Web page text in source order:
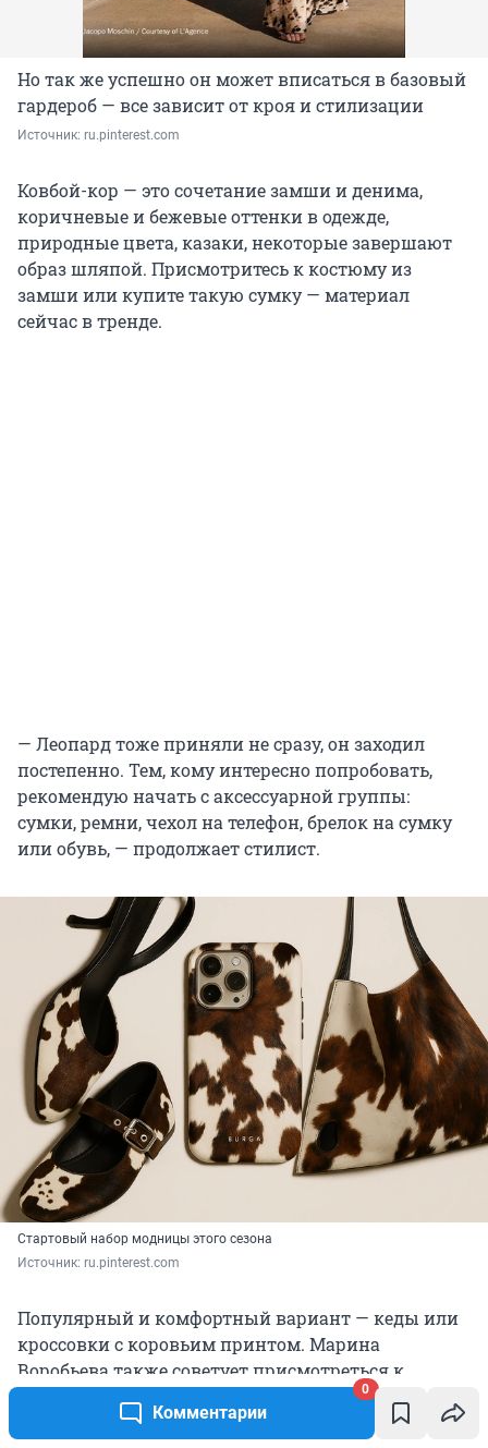
Комментарии
0
Но так же успешно он может вписаться в базовый
гардероб — все зависит от кроя и стилизации
Источник: ru.pinterest.com
Ковбой-кор — это сочетание замши и денима,
коричневые и бежевые оттенки в одежде,
природные цвета, казаки, некоторые завершают
образ шляпой. Присмотритесь к костюму из
замши или купите такую сумку — материал
сейчас в тренде.
— Леопард тоже приняли не сразу, он заходил
постепенно. Тем, кому интересно попробовать,
рекомендую начать с аксессуарной группы:
сумки, ремни, чехол на телефон, брелок на сумку
или обувь, — продолжает стилист.
Стартовый набор модницы этого сезона
Источник: ru.pinterest.com
Популярный и комфортный вариант — кеды или
кроссовки с коровьим принтом. Марина
Воробьева также советует присмотреться к
лоферам, балеткам или клогам, мюли тоже будут
смотреться удачно. Любая обувь в зверином